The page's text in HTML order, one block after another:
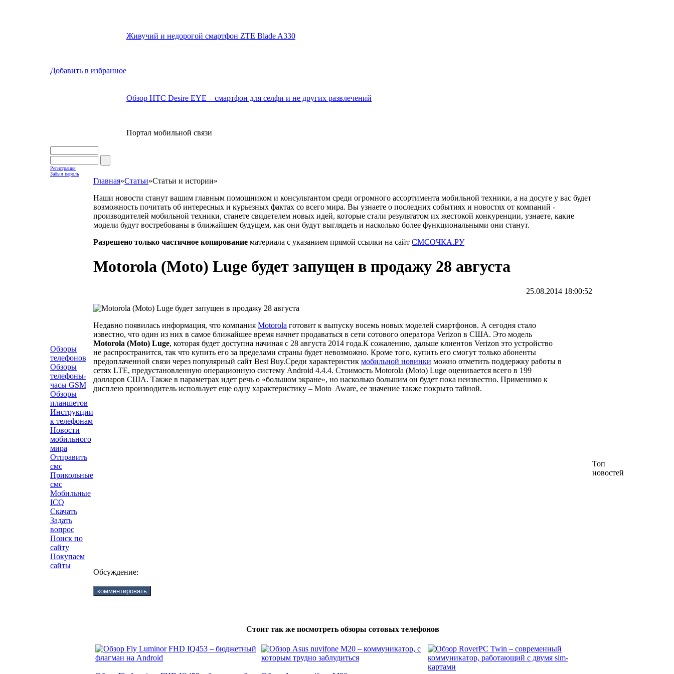
Добавить в избранное
Живучий и недорогой смартфон ZTE Blade A330
Обзор HTC Desire EYE – смартфон для селфи и не других развлечений
Портал мобильной связи
Регистрация
Забыл пароль
Обзоры
телефонов
Обзоры
телефоны-
часы GSM
Обзоры
планшетов
Инструкции
к телефонам
Новости
мобильного
мира
Отправить
смс
Прикольные
смс
Мобильные
ICQ
Скачать
Задать
вопрос
Поиск по
сайту
Покупаем
сайты
Главная»Статьи»Статьи и истории»
Наши новости станут вашим главным помощником и консультантом среди огромного ассортимента мобильной техники, а на досуге у вас будет
возможность почитать об интересных и курьезных фактах со всего мира. Вы узнаете о последних событиях и новостях от компаний -
производителей мобильной техники, станете свидетелем новых идей, которые стали результатом их жестокой конкуренции, узнаете, какие
модели будут востребованы в ближайшем будущем, как они будут выглядеть и насколько более функциональными они станут.
Разрешено только частичное копирование материала с указанием прямой ссылки на сайт СМСОЧКА.РУ
Motorola (Moto) Luge будет запущен в продажу 28 августа
25.08.2014 18:00:52
Недавно появилась информация, что компания Motorola готовит к выпуску восемь новых моделей смартфонов. А сегодня стало
известно, что один из них в самое ближайшее время начнет продаваться в сети сотового оператора Verizon в США. Это модель
Motorola (Moto) Luge, которая будет доступна начиная с 28 августа 2014 года.К сожалению, дальше клиентов Verizon это устройство
не распространится, так что купить его за пределами страны будет невозможно. Кроме того, купить его смогут только абоненты
предоплаченной связи через популярный сайт Best Buy.Среди характеристик мобильной новинки можно отметить поддержку работы в
сетях LTE, предустановленную операционную систему Android 4.4.4. Стоимость Motorola (Moto) Luge оценивается всего в 199
долларов США. Также в параметрах идет речь о «большом экране», но насколько большим он будет пока неизвестно. Применимо к
дисплею производитель использует еще одну характеристику – Moto Aware, ее значение также покрыто тайной.
Обсуждение:
Стоит так же посмотреть обзоры сотовых телефонов
Топ
новостей